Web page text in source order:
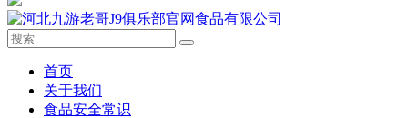
首页
关于我们
食品安全常识